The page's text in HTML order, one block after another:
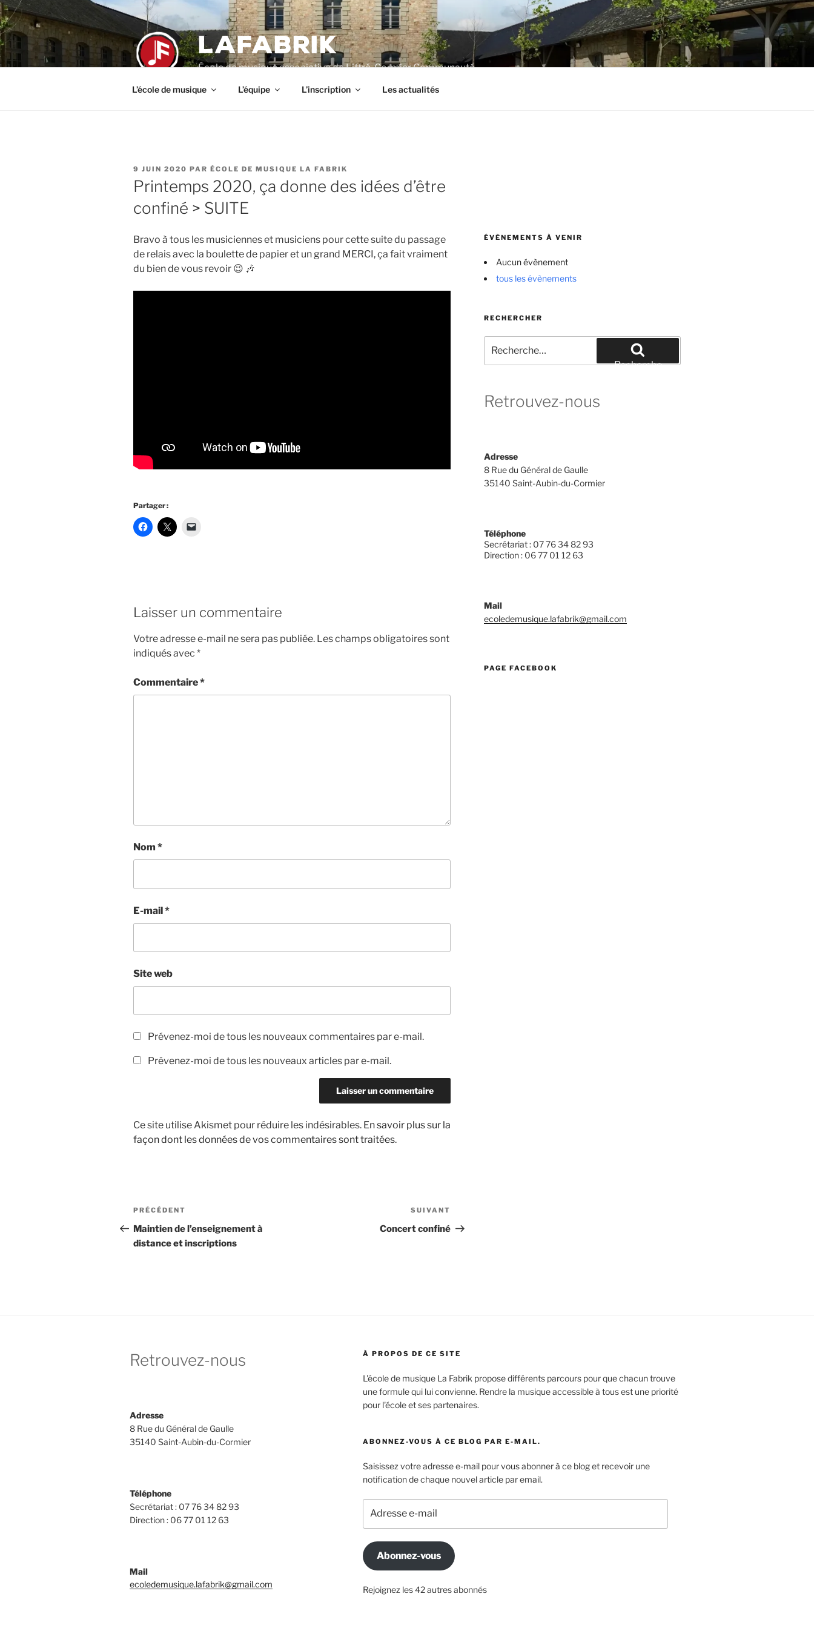
Aller
au
contenu
principal
LAFABRIK
École de musique associative de Liffré-Cormier Communauté
L’école de musique L’équipe L’inscription Les actualités
PUBLIÉ
LE
9 JUIN 2020 PAR ÉCOLE DE MUSIQUE LA FABRIK
Printemps 2020, ça donne des idées d’être
confiné > SUITE
Bravo à tous les musiciennes et musiciens pour cette suite du passage
de relais avec la boulette de papier et un grand MERCI, ça fait vraiment
du bien de vous revoir 😉 🎶
Partager :
Laisser un commentaire
Votre adresse e-mail ne sera pas publiée. Les champs obligatoires sont
indiqués avec *
Commentaire*
Nom *
E-mail*
Site web
Prévenez-moi de tous les nouveaux commentaires par e-mail.
Prévenez-moi de tous les nouveaux articles par e-mail.
Ce site utilise Akismet pour réduire les indésirables. En savoir plus sur la
façon dont les données de vos commentaires sont traitées.
Navigation
de
l’article
Article
précédent
PRÉCÉDENT
Maintien de l’enseignement à
distance et inscriptions
suivant
SUIVANT
Concert confiné
ÉVÈNEMENTS À VENIR
Aucun évènement
tous les évènements
RECHERCHER
pour
:
Recherche
Retrouvez-nous
Adresse
8 Rue du Général de Gaulle
35140 Saint-Aubin-du-Cormier
Téléphone
Secrétariat : 07 76 34 82 93
Direction : 06 77 01 12 63
Mail
ecoledemusique.lafabrik@gmail.com
PAGE FACEBOOK
Retrouvez-nous
Adresse
8 Rue du Général de Gaulle
35140 Saint-Aubin-du-Cormier
Téléphone
Secrétariat : 07 76 34 82 93
Direction : 06 77 01 12 63
Mail
ecoledemusique.lafabrik@gmail.com
À PROPOS DE CE SITE
L'école de musique La Fabrik propose différents parcours pour que chacun trouve
une formule qui lui convienne. Rendre la musique accessible à tous est une priorité
pour l'école et ses partenaires.
ABONNEZ-VOUS À CE BLOG PAR E-MAIL.
Saisissez votre adresse e-mail pour vous abonner à ce blog et recevoir une
notification de chaque nouvel article par email.
mail
Abonnez-vous
Rejoignez les 42 autres abonnés